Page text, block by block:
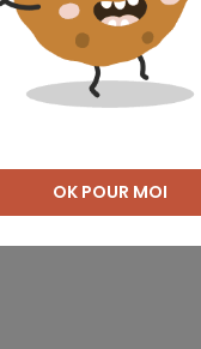
dehors du centre
en particulier les
pour votre
OK POUR MOI